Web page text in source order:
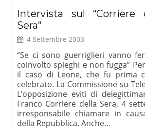
Intervista sul “Corriere
Sera”
4 Settembre 2003
“Se ci sono guerriglieri vanno
coinvolto spieghi e non fugga”
il caso di Leone, che fu prima
celebrato. La Commissione su
L’opposizione eviti di
Franco Corriere della Sera, 4
irresponsabile chiamare in
della Repubblica. Anche…